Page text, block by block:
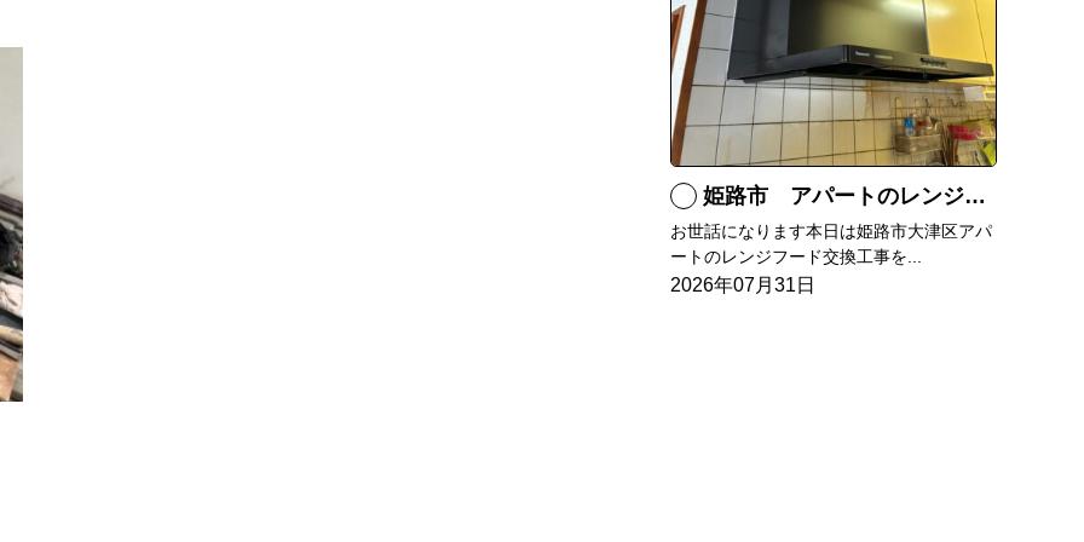
姫路市 アパートのレンジフード交換
お世話になります本日は姫路市大津区アパ
ートのレンジフード交換工事を...
2026年07月31日